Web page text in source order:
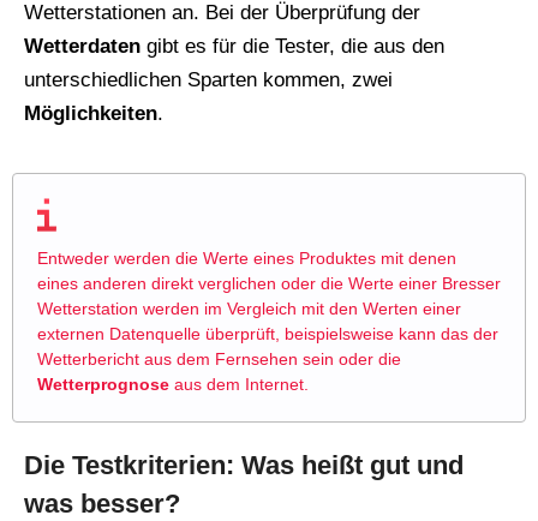
Wetterstationen an. Bei der Überprüfung der
Wetterdaten gibt es für die Tester, die aus den
unterschiedlichen Sparten kommen, zwei
Möglichkeiten.
Entweder werden die Werte eines Produktes mit denen
eines anderen direkt verglichen oder die Werte einer Bresser
Wetterstation werden im Vergleich mit den Werten einer
externen Datenquelle überprüft, beispielsweise kann das der
Wetterbericht aus dem Fernsehen sein oder die
Wetterprognose aus dem Internet.
Die Testkriterien: Was heißt gut und
was besser?